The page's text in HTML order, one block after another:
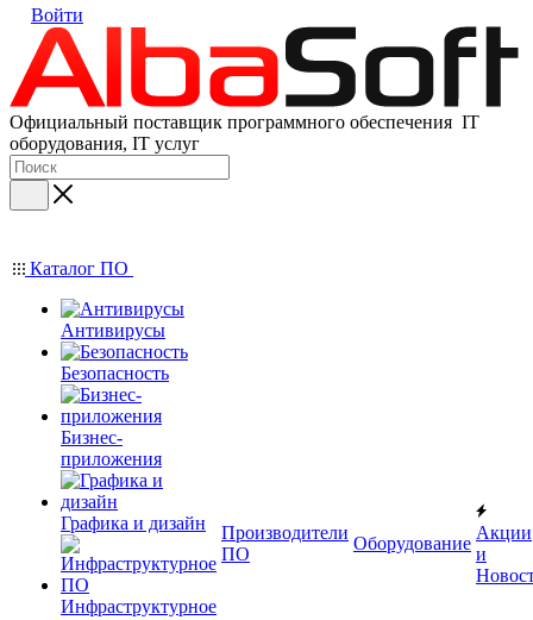
Войти
Официальный поставщик программного обеспечения IT
оборудования, IT услуг
Каталог ПО
Антивирусы
Безопасность
Бизнес-
приложения
Графика и дизайн
Инфраструктурное
Производители
ПО
Оборудование
Акции
и